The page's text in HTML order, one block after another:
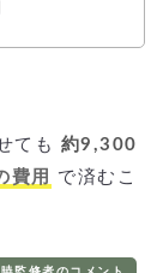
ても 約9,300
費用
で済むこ